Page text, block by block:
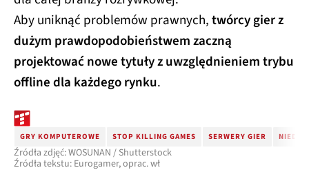
Aby uniknąć problemów prawnych,twórcy gier z
dużym prawdopodobieństwem zaczną
projektować nowe tytuły z uwzględnieniem trybu
offline dla każdego rynku.
GRY KOMPUTEROWE STOP KILLING GAMES SERWERY GIER
Źródła zdjęć: WOSUNAN / Shutterstock
Źródła tekstu: Eurogamer, oprac. wł